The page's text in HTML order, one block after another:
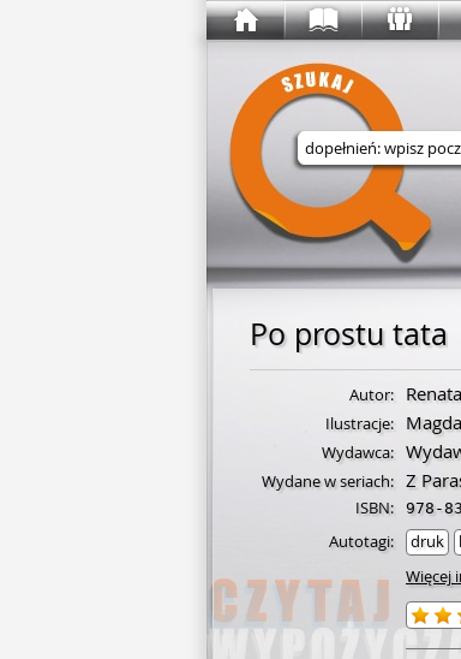
Wyszukaj w
Po prostu tata
Autor:
Ilustracje:
Wydawca:
Wydane w seriach: Z
ISBN: 978-
Autotagi: druk
Więcej